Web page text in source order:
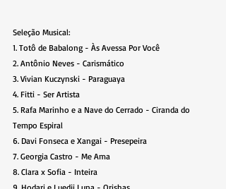
Seleção Musical:
1. Totô de Babalong - Às Avessa Por Você
2. Antônio Neves - Carismático
3. Vivian Kuczynski - Paraguaya
4. Fitti - Ser Artista
5. Rafa Marinho e a Nave do Cerrado - Ciranda do
Tempo Espiral
6. Davi Fonseca e Xangai - Presepeira
7. Georgia Castro - Me Ama
8. Clara x Sofia - Inteira